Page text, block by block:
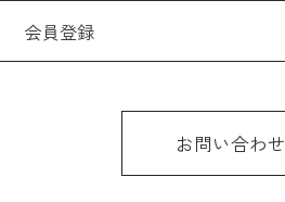
会員登録
お問い合わせ